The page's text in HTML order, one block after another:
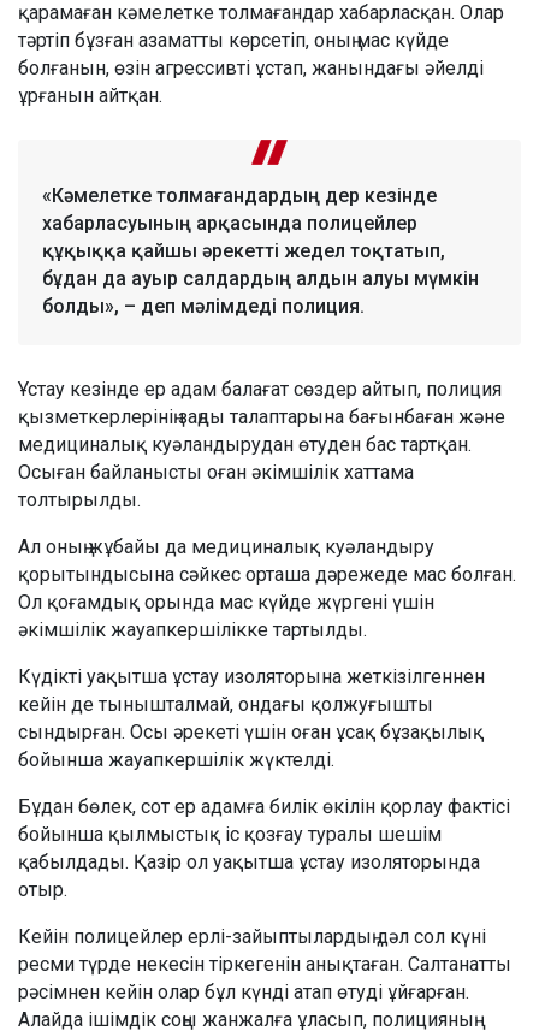
қарамаған кәмелетке толмағандар хабарласқан. Олар
тәртіп бұзған азаматты көрсетіп, оның мас күйде
болғанын, өзін агрессивті ұстап, жанындағы әйелді
ұрғанын айтқан.
«Кәмелетке толмағандардың дер кезінде
хабарласуының арқасында полицейлер
құқыққа қайшы әрекетті жедел тоқтатып,
бұдан да ауыр салдардың алдын алуы мүмкін
болды», – деп мәлімдеді полиция.
Ұстау кезінде ер адам балағат сөздер айтып, полиция
қызметкерлерінің заңды талаптарына бағынбаған және
медициналық куәландырудан өтуден бас тартқан.
Осыған байланысты оған әкімшілік хаттама
толтырылды.
Ал оның жұбайы да медициналық куәландыру
қорытындысына сәйкес орташа дәрежеде мас болған.
Ол қоғамдық орында мас күйде жүргені үшін
әкімшілік жауапкершілікке тартылды.
Күдікті уақытша ұстау изоляторына жеткізілгеннен
кейін де тынышталмай, ондағы қолжуғышты
сындырған. Осы әрекеті үшін оған ұсақ бұзақылық
бойынша жауапкершілік жүктелді.
Бұдан бөлек, сот ер адамға билік өкілін қорлау фактісі
бойынша қылмыстық іс қозғау туралы шешім
қабылдады. Қазір ол уақытша ұстау изоляторында
отыр.
Кейін полицейлер ерлі-зайыптылардың дәл сол күні
ресми түрде некесін тіркегенін анықтаған. Салтанатты
рәсімнен кейін олар бұл күнді атап өтуді ұйғарған.
Алайда ішімдік соңы жанжалға ұласып, полицияның